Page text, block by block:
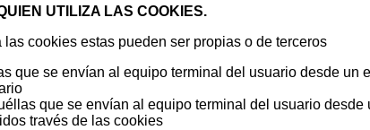
UTILIZA LAS COOKIES.
cookies estas pueden ser propias o de terceros
que se envían al equipo terminal del usuario desde
que se envían al equipo terminal del usuario
través de las cookies